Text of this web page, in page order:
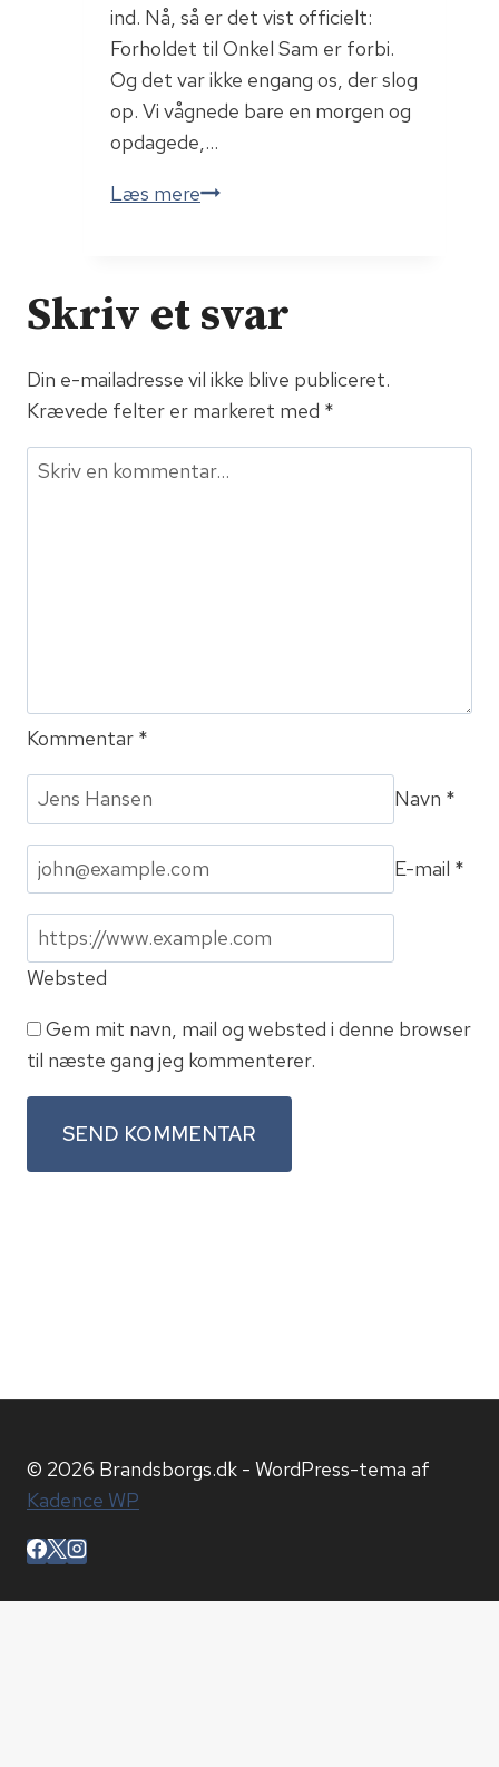
ind. Nå, så er det vist officielt:
Forholdet til Onkel Sam er forbi.
Og det var ikke engang os, der slog
op. Vi vågnede bare en morgen og
opdagede,…
Læs mereForholdet
Skriv et svar
Din e-mailadresse vil ikke blive publiceret.
Krævede felter er markeret med *
Kommentar *
Navn *
E-mail *
Websted
Gem mit navn, mail og websted i denne browser
til næste gang jeg kommenterer.
© 2026 Brandsborgs.dk - WordPress-tema af
Kadence WP